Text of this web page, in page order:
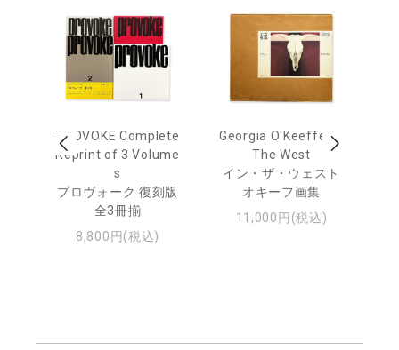
PROVOKE Complete
Reprint of 3 Volume
s
プロヴォーク 復刻版
全3冊揃
8,800円(税込)
Georgia O'Keeffe: In
The West
イン・ザ・ウェスト
オキーフ画集
11,000円(税込)